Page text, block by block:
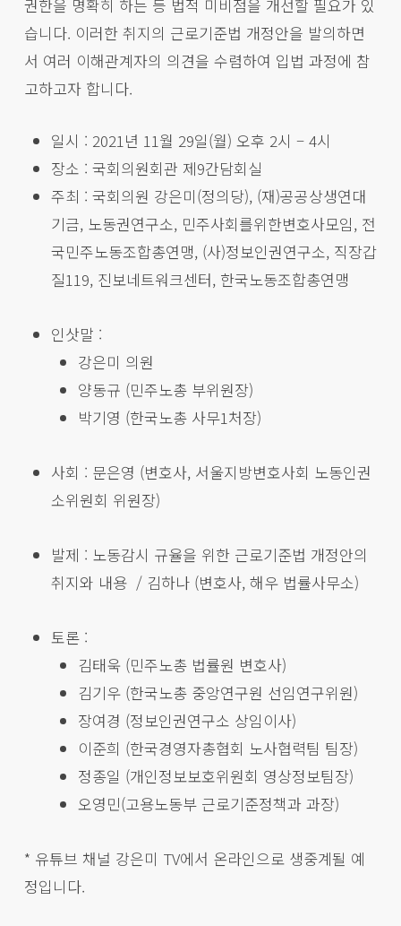
권한을 명확히 하는 등 법적 미비점을 개선할 필요가 있
습니다. 이러한 취지의 근로기준법 개정안을 발의하면
서 여러 이해관계자의 의견을 수렴하여 입법 과정에 참
고하고자 합니다.
일시 : 2021년 11월 29일(월) 오후 2시 – 4시
장소 : 국회의원회관 제9간담회실
주최 : 국회의원 강은미(정의당), (재)공공상생연대
기금, 노동권연구소, 민주사회를위한변호사모임, 전
국민주노동조합총연맹, (사)정보인권연구소, 직장갑
질119, 진보네트워크센터, 한국노동조합총연맹
인삿말 :
강은미 의원
양동규 (민주노총 부위원장)
박기영 (한국노총 사무1처장)
사회 : 문은영 (변호사, 서울지방변호사회 노동인권
소위원회 위원장)
발제 : 노동감시 규율을 위한 근로기준법 개정안의
취지와 내용 / 김하나 (변호사, 해우 법률사무소)
토론 :
김태욱 (민주노총 법률원 변호사)
김기우 (한국노총 중앙연구원 선임연구위원)
장여경 (정보인권연구소 상임이사)
이준희 (한국경영자총협회 노사협력팀 팀장)
정종일 (개인정보보호위원회 영상정보팀장)
오영민(고용노동부 근로기준정책과 과장)
* 유튜브 채널 강은미 TV에서 온라인으로 생중계될 예
정입니다.